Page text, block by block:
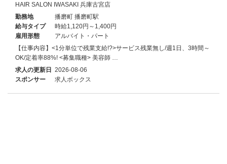
HAIR SALON IWASAKI 兵庫古宮店
勤務地
播磨町 播磨町駅
給与タイプ
時給1,120円～1,400円
雇用形態
アルバイト・パート
【仕事内容】<1分単位で残業支給!?>サービス残業無し/週1日、3時間～
OK/定着率88%! <募集職種> 美容師 …
求人の更新日 2026-08-06
スポンサー
求人ボックス